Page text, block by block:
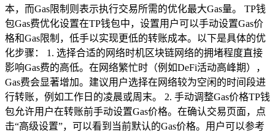
本，而Gas限制则表示执行交易所需的优化最大Gas量。 TP钱
包Gas费优化设置在TP钱包中，设置用户可以手动设置Gas价
格和Gas限制，低手以实现更低的转账成本。以下是具体的优
化步骤： 1. 选择合适的网络时机区块链网络的拥堵程度直接
影响Gas费的高低。在网络繁忙时（例如DeFi活动高峰期），
Gas费会显著增加。建议用户选择在网络较为空闲的时间段进
行转账，例如工作日的凌晨或周末。 2. 手动调整Gas价格TP钱
包允许用户在转账前手动设置Gas价格。在确认交易页面，点
击“高级设置”，可以看到当前默认的Gas价格。用户可以参考